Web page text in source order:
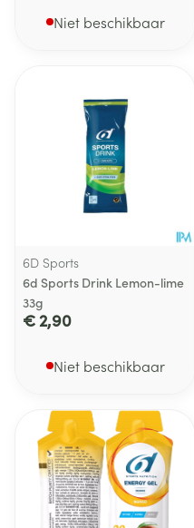
Niet beschikbaar
6D Sports
6d Sports Drink Lemon-lime
33g
€ 2,90
Niet beschikbaar